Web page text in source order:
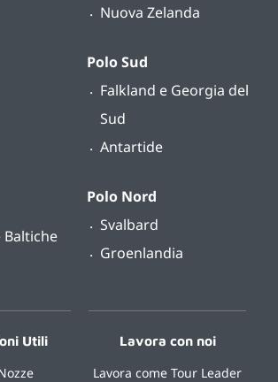
Baltiche
Nuova Zelanda
Polo Sud
Falkland e Georgia del
Sud
Antartide
Polo Nord
Svalbard
Groenlandia
Utili Lavora con noi
Lavora come Tour Leader